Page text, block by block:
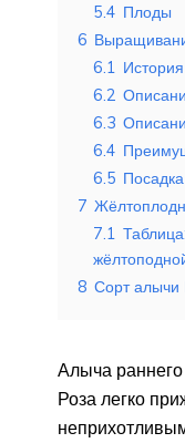
5.4 Плоды
6
6.1
6.2
6.3
6.4
6.5
7
7.1
8 Сорт алычи
Алыча
Роза легко